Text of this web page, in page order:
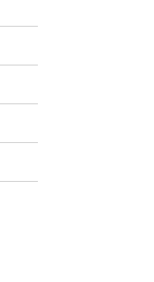
Đêm
Du
Ninh
Đêm